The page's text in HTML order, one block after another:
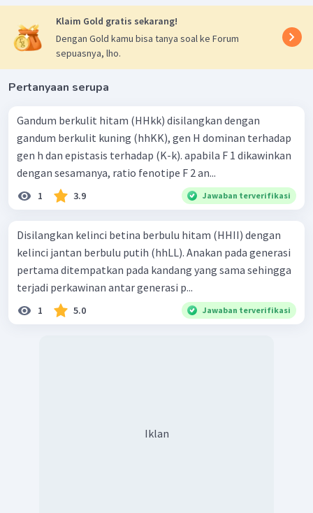
Klaim Gold gratis sekarang!
Dengan Gold kamu bisa tanya soal ke Forum
sepuasnya, lho.
Pertanyaan serupa
Gandum berkulit hitam (HHkk) disilangkan dengan
gandum berkulit kuning (hhKK), gen H dominan terhadap
gen h dan epistasis terhadap (K-k). apabila F 1 dikawinkan
dengan sesamanya, ratio fenotipe F 2 an...
1 3.9 Jawaban terverifikasi
Disilangkan kelinci betina berbulu hitam (HHII) dengan
kelinci jantan berbulu putih (hhLL). Anakan pada generasi
pertama ditempatkan pada kandang yang sama sehingga
terjadi perkawinan antar generasi p...
1 5.0 Jawaban terverifikasi
Iklan